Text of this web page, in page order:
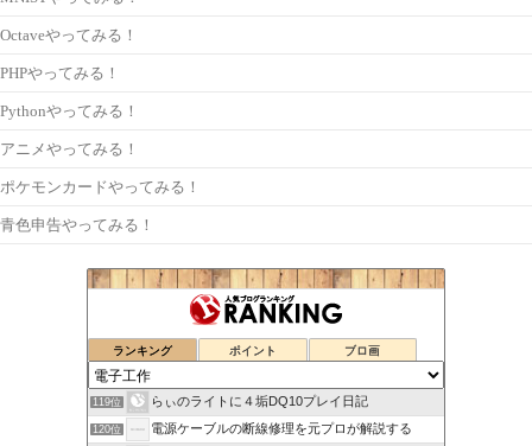
Octaveやってみる！
PHPやってみる！
Pythonやってみる！
アニメやってみる！
ポケモンカードやってみる！
青色申告やってみる！
ランキング ポイント ブロ画
119位 らぃのライトに４垢DQ10プレイ日記
120位 電源ケーブルの断線修理を元プロが解説する